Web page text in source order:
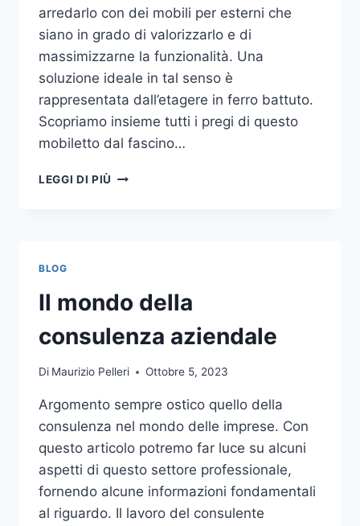
arredarlo con dei mobili per esterni che
siano in grado di valorizzarlo e di
massimizzarne la funzionalità. Una
soluzione ideale in tal senso è
rappresentata dall’etagere in ferro battuto.
Scopriamo insieme tutti i pregi di questo
mobiletto dal fascino…
LEGGI DI PIÙ ETAGERE
PER
L’ARREDO
GIARDINO
BLOG
Il mondo della
consulenza aziendale
Di Maurizio Pelleri Ottobre 5, 2023
Argomento sempre ostico quello della
consulenza nel mondo delle imprese. Con
questo articolo potremo far luce su alcuni
aspetti di questo settore professionale,
fornendo alcune informazioni fondamentali
al riguardo. Il lavoro del consulente